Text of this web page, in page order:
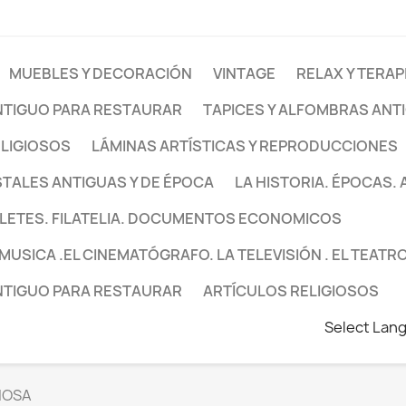
MUEBLES Y DECORACIÓN VINTAGE
RELAX Y
PARA RESTAURAR
TAPICES Y ALFOMBRAS
LÁMINAS ARTÍSTICAS Y REPRODUCCIONES
ANTIGUAS Y DE ÉPOCA
LA HISTORIA. ÉPOCAS.
FILATELIA. DOCUMENTOS ECONOMICOS
.EL CINEMATÓGRAFO. LA TELEVISIÓN . EL
PARA RESTAURAR
ARTÍCULOS RELIGIOSOS
Select